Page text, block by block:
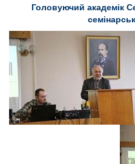
Головуючий академік